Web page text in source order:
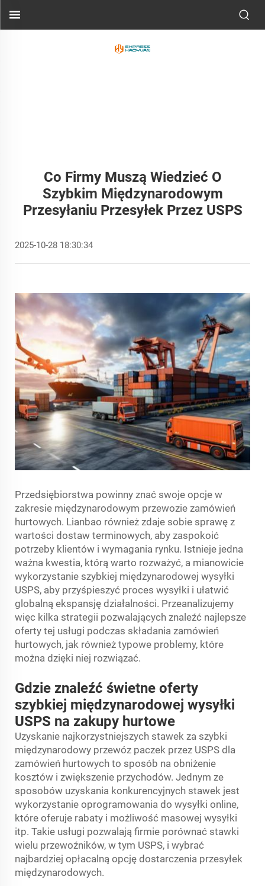
Co Firmy Muszą Wiedzieć O
Szybkim Międzynarodowym
Przesyłaniu Przesyłek Przez USPS
2025-10-28 18:30:34
Przedsiębiorstwa powinny znać swoje opcje w
zakresie międzynarodowym przewozie zamówień
hurtowych. Lianbao również zdaje sobie sprawę z
wartości dostaw terminowych, aby zaspokoić
potrzeby klientów i wymagania rynku. Istnieje jedna
ważna kwestia, którą warto rozważyć, a mianowicie
wykorzystanie szybkiej międzynarodowej wysyłki
USPS, aby przyśpieszyć proces wysyłki i ułatwić
globalną ekspansję działalności. Przeanalizujemy
więc kilka strategii pozwalających znaleźć najlepsze
oferty tej usługi podczas składania zamówień
hurtowych, jak również typowe problemy, które
można dzięki niej rozwiązać.
Gdzie znaleźć świetne oferty
szybkiej międzynarodowej wysyłki
USPS na zakupy hurtowe
Uzyskanie najkorzystniejszych stawek za szybki
międzynarodowy przewóz paczek przez USPS dla
zamówień hurtowych to sposób na obniżenie
kosztów i zwiększenie przychodów. Jednym ze
sposobów uzyskania konkurencyjnych stawek jest
wykorzystanie oprogramowania do wysyłki online,
które oferuje rabaty i możliwość masowej wysyłki
itp. Takie usługi pozwalają firmie porównać stawki
wielu przewoźników, w tym USPS, i wybrać
najbardziej opłacalną opcję dostarczenia przesyłek
międzynarodowych.